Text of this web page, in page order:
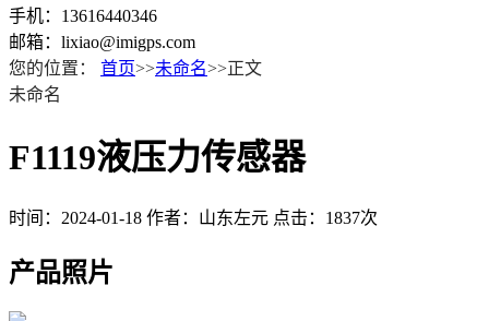
手机：13616440346
邮箱：lixiao@imigps.com
您的位置：
首页>>未命名>>正文
未命名
F1119液压力传感器
时间：2024-01-18 作者：山东左元 点击：1837次
产品照片